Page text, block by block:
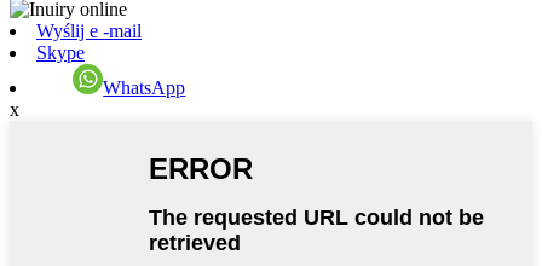
Wyślij e -mail
Skype
WhatsApp
x